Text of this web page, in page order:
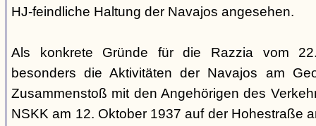
HJ-feindliche Haltung der Navajos angesehen.
Als konkrete Gründe für die Razzia vom
besonders die Aktivitäten der Navajos am
Zusammenstoß mit den Angehörigen des
NSKK am 12. Oktober 1937 auf der Hohestraße